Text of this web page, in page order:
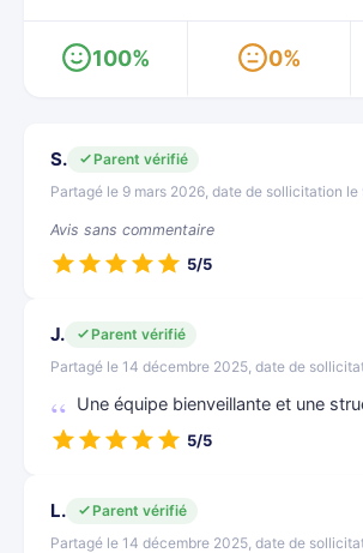
100% 0%
S.
Parent vérifié
Partagé le 9 mars 2026, date de sollicitation le
Avis sans commentaire
5/5
J.
Parent vérifié
Partagé le 14 décembre 2025, date de
Une équipe bienveillante et une
5/5
L.
Parent vérifié
Partagé le 14 décembre 2025, date de